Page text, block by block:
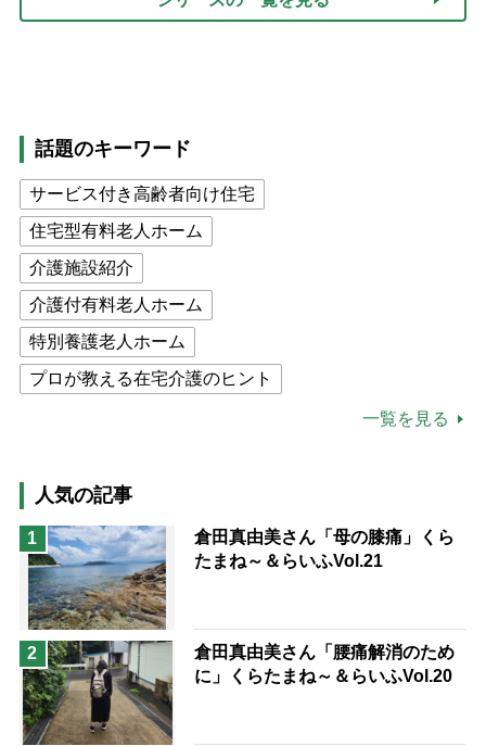
話題のキーワード
サービス付き高齢者向け住宅
住宅型有料老人ホーム
介護施設紹介
介護付有料老人ホーム
特別養護老人ホーム
プロが教える在宅介護のヒント
猫が母になつきません
息子の遠距離介護サバイバル術
兄がボケました
便利なサービス
予防法
一覧を見る
人気の記事
1
倉田真由美さん「母の膝痛」くら
たまね～＆らいふVol.21
2
倉田真由美さん「腰痛解消のため
に」くらたまね～＆らいふVol.20